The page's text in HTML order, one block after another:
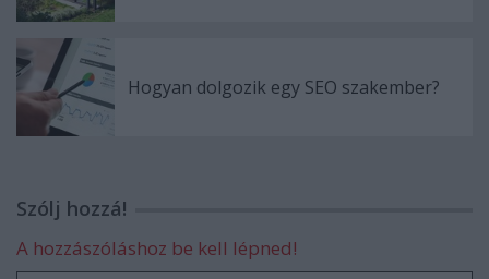
Hogyan dolgozik egy SEO szakember?
Szólj hozzá!
A hozzászóláshoz be kell lépned!